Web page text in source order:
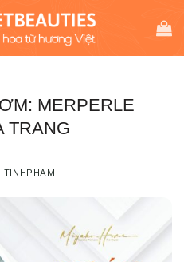
MERPERLE
TRANG
TINHPHAM